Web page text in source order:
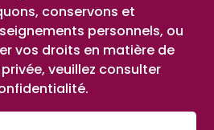
conservons et
personnels, ou
vos droits en matière de
veuillez consulter